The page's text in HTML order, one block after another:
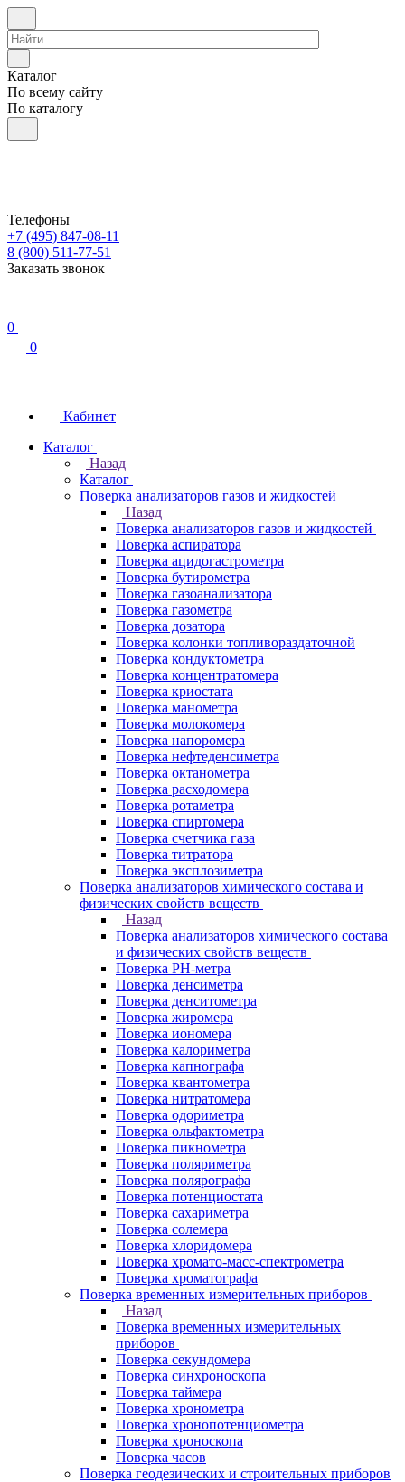
Каталог
По всему сайту
По каталогу
Телефоны
+7 (495) 847-08-11
8 (800) 511-77-51
Заказать звонок
0
0
Кабинет
Каталог
Назад
Каталог
Поверка анализаторов газов и жидкостей
Назад
Поверка анализаторов газов и жидкостей
Поверка аспиратора
Поверка ацидогастрометра
Поверка бутирометра
Поверка газоанализатора
Поверка газометра
Поверка дозатора
Поверка колонки топливораздаточной
Поверка кондуктометра
Поверка концентратомера
Поверка криостата
Поверка манометра
Поверка молокомера
Поверка напоромера
Поверка нефтеденсиметра
Поверка октанометра
Поверка расходомера
Поверка ротаметра
Поверка спиртомера
Поверка счетчика газа
Поверка титратора
Поверка эксплозиметра
Поверка анализаторов химического состава и
физических свойств веществ
Назад
Поверка анализаторов химического состава
и физических свойств веществ
Поверка PH-метра
Поверка денсиметра
Поверка денситометра
Поверка жиромера
Поверка иономера
Поверка калориметра
Поверка капнографа
Поверка квантометра
Поверка нитратомера
Поверка одориметра
Поверка ольфактометра
Поверка пикнометра
Поверка поляриметра
Поверка полярографа
Поверка потенциостата
Поверка сахариметра
Поверка солемера
Поверка хлоридомера
Поверка хромато-масс-спектрометра
Поверка хроматографа
Поверка временных измерительных приборов
Назад
Поверка временных измерительных
приборов
Поверка секундомера
Поверка синхроноскопа
Поверка таймера
Поверка хронометра
Поверка хронопотенциометра
Поверка хроноскопа
Поверка часов
Поверка геодезических и строительных приборов